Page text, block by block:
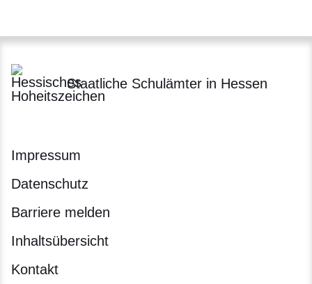
Staatliche Schulämter in Hessen
Impressum
Datenschutz
Barriere melden
Inhaltsübersicht
Kontakt